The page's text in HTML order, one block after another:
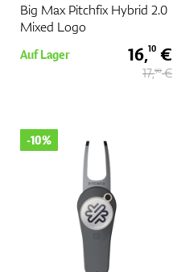
Big Max Pitchfix Hybrid 2.0
Mixed Logo
Auf Lager 16,10 €
17,90€
-10%